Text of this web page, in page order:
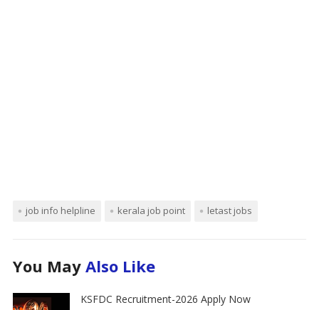
job info helpline kerala job point letast jobs
You May Also Like
KSFDC Recruitment-2026 Apply Now